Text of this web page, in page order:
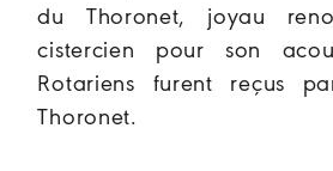
du Thoronet, joyau
cistercien pour son
Rotariens furent reçus
Thoronet.